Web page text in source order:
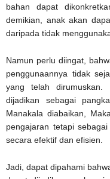
bahan dapat
demikian, anak akan
daripada tidak
Namun perlu diingat,
penggunaannya tidak
yang telah dirumuskan.
dijadikan sebagai
Manakala diabaikan,
pengajaran tetapi
secara efektif dan efisien.
Jadi, dapat dipahami